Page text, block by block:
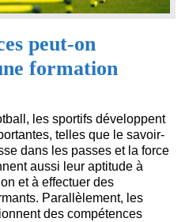
peut-on
formation
les sportifs développent
telles que le savoir-
dans les passes et la force
aussi leur aptitude à
et à effectuer des
Parallèlement, les
des compétences